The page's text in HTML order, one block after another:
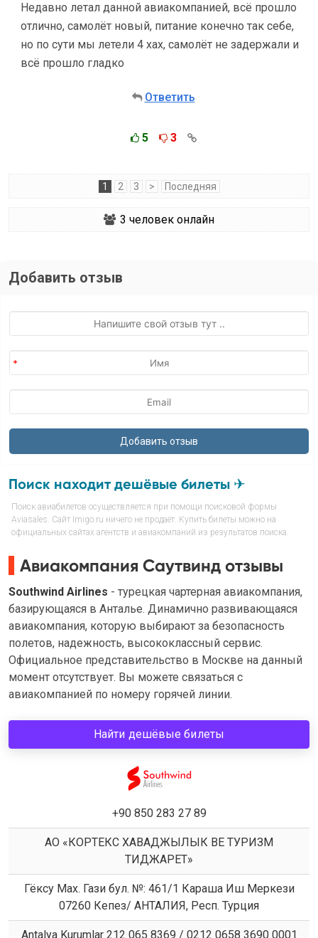
Недавно летал данной авиакомпанией, всё прошло
отлично, самолёт новый, питание конечно так себе,
но по сути мы летели 4 хах, самолёт не задержали и
всё прошло гладко
Ответить
5 3
1 2 3 > Последняя
3 человек онлайн
Добавить отзыв
Поиск находит дешёвые билеты ✈
Поиск авиабилетов осуществляется при помощи поисковой формы
Aviasales. Сайт Imigo.ru ничего не продаёт. Купить билеты можно на
официальных сайтах агентств и авиакомпаний из результатов поиска.
Авиакомпания Саутвинд отзывы
Southwind Airlines - турецкая чартерная авиакомпания,
базирующаяся в Анталье. Динамично развивающаяся
авиакомпания, которую выбирают за безопасность
полетов, надежность, высококлассный сервис.
Официальное представительство в Москве на данный
момент отсутствует. Вы можете связаться с
авиакомпанией по номеру горячей линии.
Найти дешёвые билеты
+90 850 283 27 89
АО «КОРТЕКС ХАВАДЖЫЛЫК ВЕ ТУРИЗМ
ТИДЖАРЕТ»
Гёксу Мах. Гази бул. №: 461/1 Караша Иш Меркези
07260 Кепез/ АНТАЛИЯ, Респ. Турция
Antalya Kurumlar 212 065 8369 / 0212 0658 3690 0001